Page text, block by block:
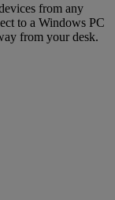
from any
to a Windows PC
from your desk.